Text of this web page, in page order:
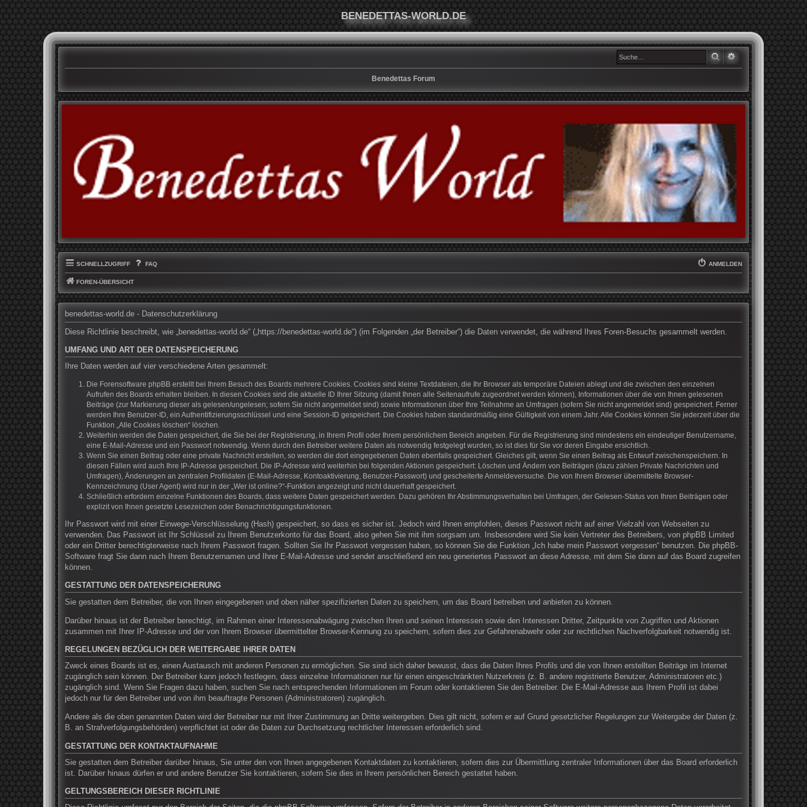
BENEDETTAS-WORLD.DE
SUCHE
Benedettas Forum
SCHNELLZUGRIFF FAQ ANMELDEN
FOREN-ÜBERSICHT
benedettas-world.de - Datenschutzerklärung
Diese Richtlinie beschreibt, wie „benedettas-world.de“ („https://benedettas-world.de“) (im Folgenden „der Betreiber“) die Daten verwendet, die während Ihres Foren-Besuchs gesammelt werden.
UMFANG UND ART DER DATENSPEICHERUNG
Ihre Daten werden auf vier verschiedene Arten gesammelt:
Die Forensoftware phpBB erstellt bei Ihrem Besuch des Boards mehrere Cookies. Cookies sind kleine Textdateien, die Ihr Browser als temporäre Dateien ablegt und die zwischen den einzelnen
Aufrufen des Boards erhalten bleiben. In diesen Cookies sind die aktuelle ID Ihrer Sitzung (damit Ihnen alle Seitenaufrufe zugeordnet werden können), Informationen über die von Ihnen gelesenen
Beiträge (zur Markierung dieser als gelesen/ungelesen; sofern Sie nicht angemeldet sind) sowie Informationen über Ihre Teilnahme an Umfragen (sofern Sie nicht angemeldet sind) gespeichert. Ferner
werden Ihre Benutzer-ID, ein Authentifizierungsschlüssel und eine Session-ID gespeichert. Die Cookies haben standardmäßig eine Gültigkeit von einem Jahr. Alle Cookies können Sie jederzeit über die
Funktion „Alle Cookies löschen“ löschen.
Weiterhin werden die Daten gespeichert, die Sie bei der Registrierung, in Ihrem Profil oder Ihrem persönlichem Bereich angeben. Für die Registrierung sind mindestens ein eindeutiger Benutzername,
eine E-Mail-Adresse und ein Passwort notwendig. Wenn durch den Betreiber weitere Daten als notwendig festgelegt wurden, so ist dies für Sie vor deren Eingabe ersichtlich.
Wenn Sie einen Beitrag oder eine private Nachricht erstellen, so werden die dort eingegebenen Daten ebenfalls gespeichert. Gleiches gilt, wenn Sie einen Beitrag als Entwurf zwischenspeichern. In
diesen Fällen wird auch Ihre IP-Adresse gespeichert. Die IP-Adresse wird weiterhin bei folgenden Aktionen gespeichert: Löschen und Ändern von Beiträgen (dazu zählen Private Nachrichten und
Umfragen), Änderungen an zentralen Profildaten (E-Mail-Adresse, Kontoaktivierung, Benutzer-Passwort) und gescheiterte Anmeldeversuche. Die von Ihrem Browser übermittelte Browser-
Kennzeichnung (User Agent) wird nur in der „Wer ist online?“-Funktion angezeigt und nicht dauerhaft gespeichert.
Schließlich erfordern einzelne Funktionen des Boards, dass weitere Daten gespeichert werden. Dazu gehören Ihr Abstimmungsverhalten bei Umfragen, der Gelesen-Status von Ihren Beiträgen oder
explizit von Ihnen gesetzte Lesezeichen oder Benachrichtigungsfunktionen.
Ihr Passwort wird mit einer Einwege-Verschlüsselung (Hash) gespeichert, so dass es sicher ist. Jedoch wird Ihnen empfohlen, dieses Passwort nicht auf einer Vielzahl von Webseiten zu
verwenden. Das Passwort ist Ihr Schlüssel zu Ihrem Benutzerkonto für das Board, also gehen Sie mit ihm sorgsam um. Insbesondere wird Sie kein Vertreter des Betreibers, von phpBB Limited
oder ein Dritter berechtigterweise nach Ihrem Passwort fragen. Sollten Sie Ihr Passwort vergessen haben, so können Sie die Funktion „Ich habe mein Passwort vergessen“ benutzen. Die phpBB-
Software fragt Sie dann nach Ihrem Benutzernamen und Ihrer E-Mail-Adresse und sendet anschließend ein neu generiertes Passwort an diese Adresse, mit dem Sie dann auf das Board zugreifen
können.
GESTATTUNG DER DATENSPEICHERUNG
Sie gestatten dem Betreiber, die von Ihnen eingegebenen und oben näher spezifizierten Daten zu speichern, um das Board betreiben und anbieten zu können.
Darüber hinaus ist der Betreiber berechtigt, im Rahmen einer Interessenabwägung zwischen Ihren und seinen Interessen sowie den Interessen Dritter, Zeitpunkte von Zugriffen und Aktionen
zusammen mit Ihrer IP-Adresse und der von Ihrem Browser übermittelter Browser-Kennung zu speichern, sofern dies zur Gefahrenabwehr oder zur rechtlichen Nachverfolgbarkeit notwendig ist.
REGELUNGEN BEZÜGLICH DER WEITERGABE IHRER DATEN
Zweck eines Boards ist es, einen Austausch mit anderen Personen zu ermöglichen. Sie sind sich daher bewusst, dass die Daten Ihres Profils und die von Ihnen erstellten Beiträge im Internet
zugänglich sein können. Der Betreiber kann jedoch festlegen, dass einzelne Informationen nur für einen eingeschränkten Nutzerkreis (z. B. andere registrierte Benutzer, Administratoren etc.)
zugänglich sind. Wenn Sie Fragen dazu haben, suchen Sie nach entsprechenden Informationen im Forum oder kontaktieren Sie den Betreiber. Die E-Mail-Adresse aus Ihrem Profil ist dabei
jedoch nur für den Betreiber und von ihm beauftragte Personen (Administratoren) zugänglich.
Andere als die oben genannten Daten wird der Betreiber nur mit Ihrer Zustimmung an Dritte weitergeben. Dies gilt nicht, sofern er auf Grund gesetzlicher Regelungen zur Weitergabe der Daten (z.
B. an Strafverfolgungsbehörden) verpflichtet ist oder die Daten zur Durchsetzung rechtlicher Interessen erforderlich sind.
GESTATTUNG DER KONTAKTAUFNAHME
Sie gestatten dem Betreiber darüber hinaus, Sie unter den von Ihnen angegebenen Kontaktdaten zu kontaktieren, sofern dies zur Übermittlung zentraler Informationen über das Board erforderlich
ist. Darüber hinaus dürfen er und andere Benutzer Sie kontaktieren, sofern Sie dies in Ihrem persönlichen Bereich gestattet haben.
GELTUNGSBEREICH DIESER RICHTLINIE